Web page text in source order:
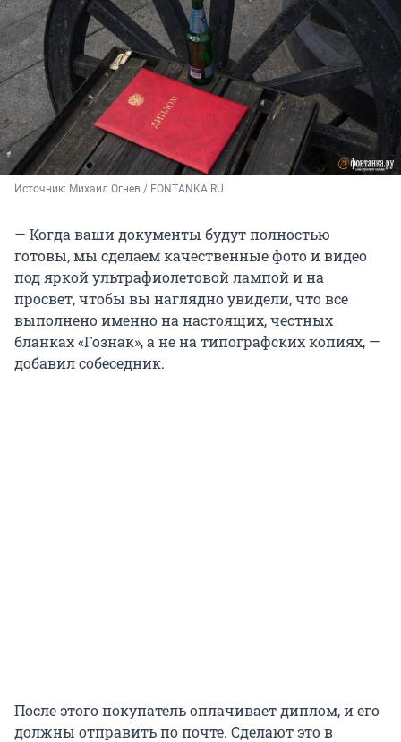
Источник: Михаил Огнев / FONTANKA.RU
— Когда ваши документы будут полностью
готовы, мы сделаем качественные фото и видео
под яркой ультрафиолетовой лампой и на
просвет, чтобы вы наглядно увидели, что все
выполнено именно на настоящих, честных
бланках «Гознак», а не на типографских копиях, —
добавил собеседник.
После этого покупатель оплачивает диплом, и его
должны отправить по почте. Сделают это в